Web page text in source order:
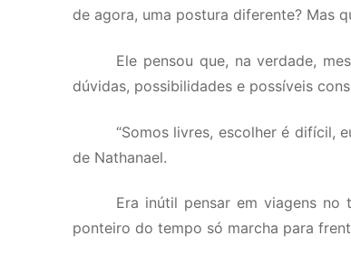
de agora, uma postura diferente? Mas
Ele pensou que, na verdade,
dúvidas, possibilidades e possíveis
“Somos livres, escolher é difícil,
de Nathanael.
Era inútil pensar em viagens no
ponteiro do tempo só marcha para